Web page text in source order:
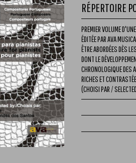
RÉPERTOIRE
PREMIER VOLUME
ÉDITÉE PAR AVA
ÊTRE ABORDÉES DÈS
DONT LE
CHRONOLOGIQUE DES
RICHES ET
(CHOISI PAR /